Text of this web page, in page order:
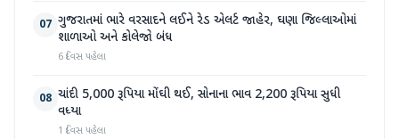
07 ગુજરાતમાં ભારે વરસાદને લઈને રેડ એલર્ટ જાહેર, ઘણા જિલ્લાઓમાં
શાળાઓ અને કોલેજો બંધ
6 દિવસ પહેલા
08 ચાંદી 5,000 રૂપિયા મોંઘી થઈ, સોનાના ભાવ 2,200 રૂપિયા સુધી
વધ્યા
1 દિવસ પહેલા